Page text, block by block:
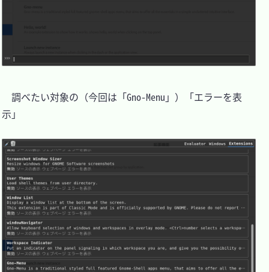
調べたい対象の（今回は「Gno-Menu」）「エラーを表
示」